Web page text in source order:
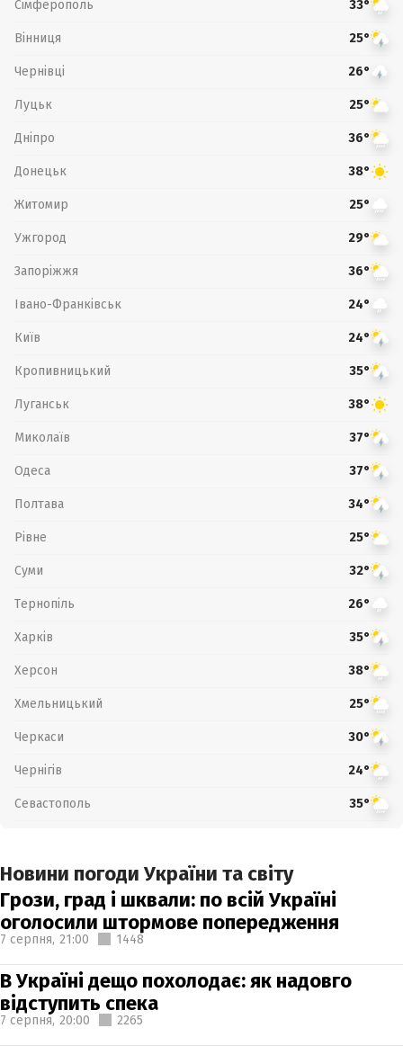
Сімферополь 33°
Вінниця 25°
Чернівці 26°
Луцьк 25°
Дніпро 36°
Донецьк 38°
Житомир 25°
Ужгород 29°
Запоріжжя 36°
Івано-Франківськ 24°
Київ 24°
Кропивницький 35°
Луганськ 38°
Миколаїв 37°
Одеса 37°
Полтава 34°
Рівне 25°
Суми 32°
Тернопіль 26°
Харків 35°
Херсон 38°
Хмельницький 25°
Черкаси 30°
Чернігів 24°
Севастополь 35°
Новини погоди України та світу
Грози, град і шквали: по всій Україні
оголосили штормове попередження
7 серпня, 21:00 1448
В Україні дещо похолодає: як надовго
відступить спека
7 серпня, 20:00 2265